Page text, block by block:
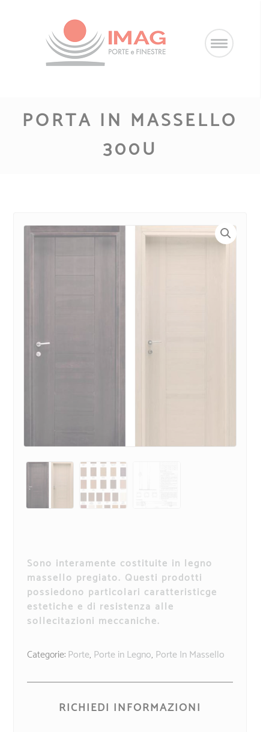
PORTA IN MASSELLO
300U
Sono interamente costituite in legno
massello pregiato. Questi prodotti
possiedono particolari caratteristicge
estetiche e di resistenza alle
sollecitazioni meccaniche.
Categorie:Porte, Porte in Legno, Porte In Massello
RICHIEDI INFORMAZIONI